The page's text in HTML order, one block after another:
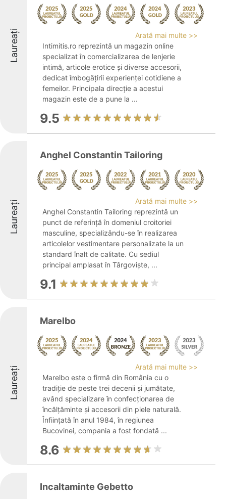
Laureați
Arată mai multe >>
Intimitis.ro reprezintă un magazin online
specializat în comercializarea de lenjerie
intimă, articole erotice și diverse accesorii,
dedicat îmbogățirii experienței cotidiene a
femeilor. Principala direcție a acestui
magazin este de a pune la ...
9.5
Laureați
Anghel Constantin Tailoring
Arată mai multe >>
Anghel Constantin Tailoring reprezintă un
punct de referință în domeniul croitoriei
masculine, specializându-se în realizarea
articolelor vestimentare personalizate la un
standard înalt de calitate. Cu sediul
principal amplasat în Târgoviște, ...
9.1
Laureați
Marelbo
Arată mai multe >>
Marelbo este o firmă din România cu o
tradiție de peste trei decenii și jumătate,
având specializare în confecționarea de
încălțăminte și accesorii din piele naturală.
Înființată în anul 1984, în regiunea
Bucovinei, compania a fost fondată ...
8.6
Incaltaminte Gebetto